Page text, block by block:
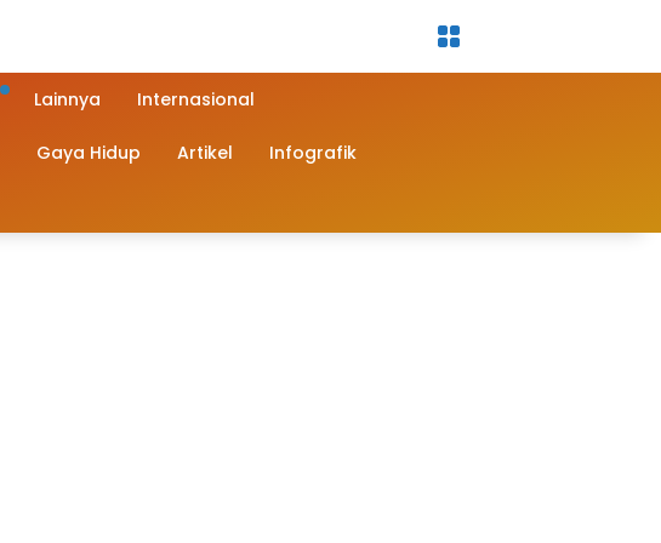
Lainnya Internasional
Gaya Hidup Artikel Infografik